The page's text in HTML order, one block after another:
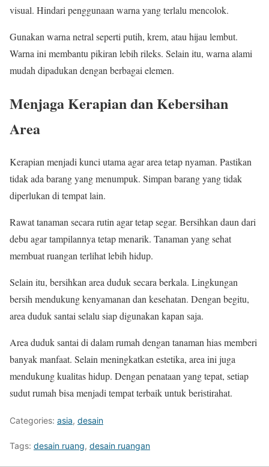
visual. Hindari penggunaan warna yang terlalu mencolok.
Gunakan warna netral seperti putih, krem, atau hijau lembut.
Warna ini membantu pikiran lebih rileks. Selain itu, warna alami
mudah dipadukan dengan berbagai elemen.
Menjaga Kerapian dan Kebersihan
Area
Kerapian menjadi kunci utama agar area tetap nyaman. Pastikan
tidak ada barang yang menumpuk. Simpan barang yang tidak
diperlukan di tempat lain.
Rawat tanaman secara rutin agar tetap segar. Bersihkan daun dari
debu agar tampilannya tetap menarik. Tanaman yang sehat
membuat ruangan terlihat lebih hidup.
Selain itu, bersihkan area duduk secara berkala. Lingkungan
bersih mendukung kenyamanan dan kesehatan. Dengan begitu,
area duduk santai selalu siap digunakan kapan saja.
Area duduk santai di dalam rumah dengan tanaman hias memberi
banyak manfaat. Selain meningkatkan estetika, area ini juga
mendukung kualitas hidup. Dengan penataan yang tepat, setiap
sudut rumah bisa menjadi tempat terbaik untuk beristirahat.
Categories: asia, desain
Tags: desain ruang, desain ruangan